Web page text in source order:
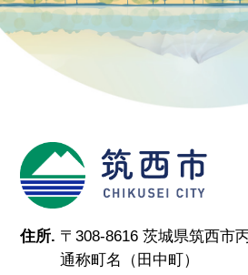
住所. 〒308-8616 茨城県筑西市
通称町名（田中町）